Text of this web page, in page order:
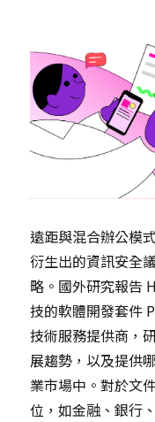
遠距與混合辦公模
衍生出的資訊安全
略。國外研究報告
技的軟體開發套件
技術服務提供商，
展趨勢，以及提供
業市場中。對於文
位，如金融、銀行